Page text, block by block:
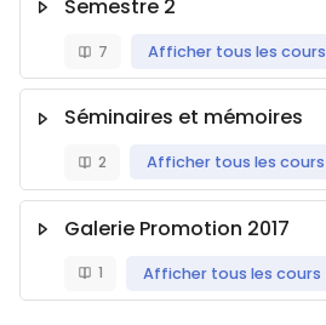
Semestre 2
7 Afficher tous les cours
Séminaires et mémoires
2 Afficher tous les cours
Galerie Promotion 2017
1 Afficher tous les cours